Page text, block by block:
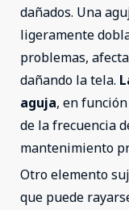
dañados. Una
ligeramente
problemas,
dañando la tela.
aguja, en
de la frecuencia
mantenimiento
Otro elemento
que puede